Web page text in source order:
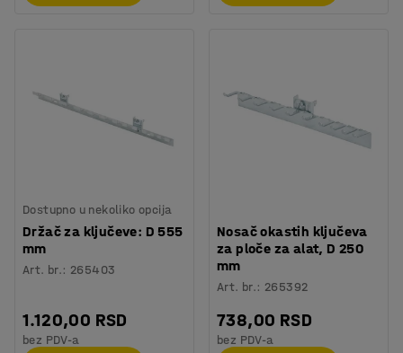
Dostupno u nekoliko opcija
Držač za ključeve: D 555
mm
Art. br.: 265403
1.120,00 RSD
bez PDV-a
Nosač okastih ključeva
za ploče za alat, D 250
mm
Art. br.: 265392
738,00 RSD
bez PDV-a